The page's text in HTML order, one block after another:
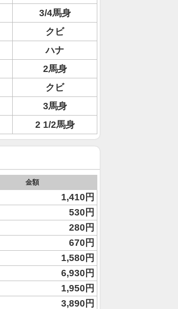
3/4馬身
クビ
ハナ
2馬身
クビ
3馬身
2 1/2馬身
金額
1,410円
530円
280円
670円
1,580円
6,930円
1,950円
3,890円